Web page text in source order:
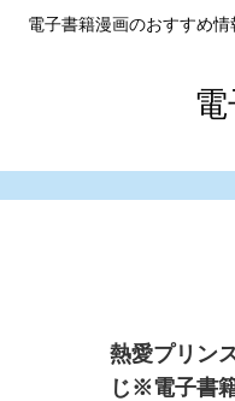
電子書籍漫画のおすすめ
熱愛プリン
じ※電子書